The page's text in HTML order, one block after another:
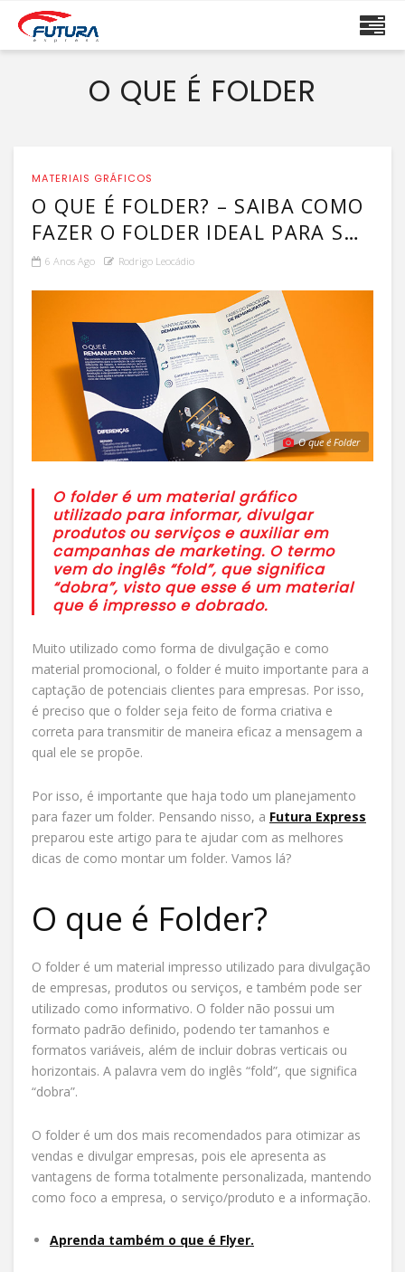
O QUE É FOLDER
MATERIAIS GRÁFICOS
O QUE É FOLDER? – SAIBA COMO
FAZER O FOLDER IDEAL PARA SUA
EMPRESA!
6 Anos Ago Rodrigo Leocádio
O que é Folder
O folder é um material gráfico
utilizado para informar, divulgar
produtos ou serviços e auxiliar em
campanhas de marketing. O termo
vem do inglês “fold”, que significa
“dobra”, visto que esse é um material
que é impresso e dobrado.
Muito utilizado como forma de divulgação e como
material promocional, o folder é muito importante para a
captação de potenciais clientes para empresas. Por isso,
é preciso que o folder seja feito de forma criativa e
correta para transmitir de maneira eficaz a mensagem a
qual ele se propõe.
Por isso, é importante que haja todo um planejamento
para fazer um folder. Pensando nisso, a Futura Express
preparou este artigo para te ajudar com as melhores
dicas de como montar um folder. Vamos lá?
O que é Folder?
O folder é um material impresso utilizado para divulgação
de empresas, produtos ou serviços, e também pode ser
utilizado como informativo. O folder não possui um
formato padrão definido, podendo ter tamanhos e
formatos variáveis, além de incluir dobras verticais ou
horizontais. A palavra vem do inglês “fold”, que significa
“dobra”.
O folder é um dos mais recomendados para otimizar as
vendas e divulgar empresas, pois ele apresenta as
vantagens de forma totalmente personalizada, mantendo
como foco a empresa, o serviço/produto e a informação.
Aprenda também o que é Flyer.